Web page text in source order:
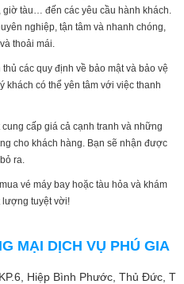
giờ tàu… đến các yêu cầu hành khách.
nghiệp, tận tâm và nhanh chóng,
thoải mái.
các quy định về bảo mật và bảo vệ
khách có thể yên tâm với việc thanh
cấp giá cả cạnh tranh và những
cho khách hàng. Bạn sẽ nhận được
ra.
vé máy bay hoặc tàu hỏa và khám
lượng tuyệt vời!
MẠI DỊCH VỤ PHÚ GIA
Hiệp Bình Phước, Thủ Đức,